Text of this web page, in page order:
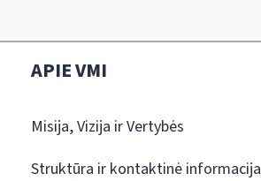
APIE VMI
Misija, Vizija ir Vertybės
Struktūra ir kontaktinė informacija